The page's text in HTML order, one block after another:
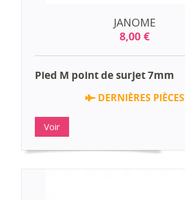
JANOME
8,00 €
Pied M point de surjet 7mm
DERNIÈRES PIÈCES
Voir